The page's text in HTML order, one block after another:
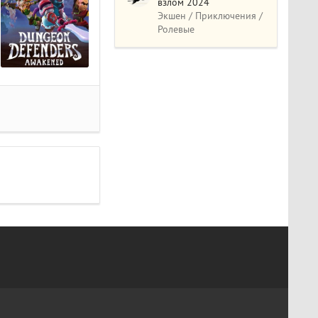
Экшен / Приключения /
Ролевые